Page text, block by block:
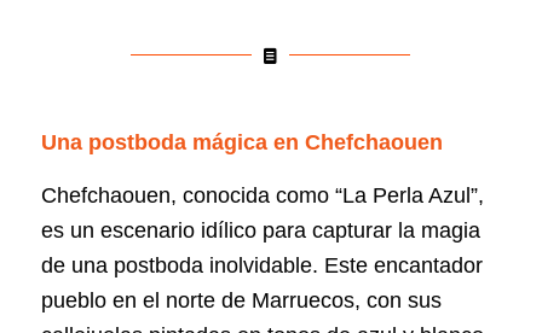
Una postboda mágica en Chefchaouen
Chefchaouen, conocida como “La Perla Azul”,
es un escenario idílico para capturar la magia
de una postboda inolvidable. Este encantador
pueblo en el norte de Marruecos, con sus